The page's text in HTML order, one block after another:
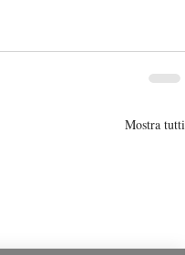
Mostra tutti